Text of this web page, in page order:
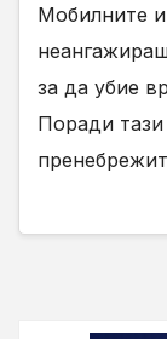
Мобилните
за да убие
Поради